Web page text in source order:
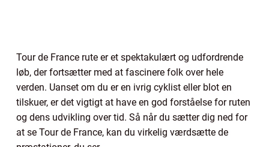
Tour de France rute er et spektakulært og udfordrende
løb, der fortsætter med at fascinere folk over hele
verden. Uanset om du er en ivrig cyklist eller blot en
tilskuer, er det vigtigt at have en god forståelse for ruten
og dens udvikling over tid. Så når du sætter dig ned for
at se Tour de France, kan du virkelig værdsætte de